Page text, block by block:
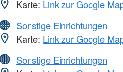
Karte: Link zur Google
Sonstige Einrichtungen
Karte: Link zur Google
Sonstige Einrichtungen